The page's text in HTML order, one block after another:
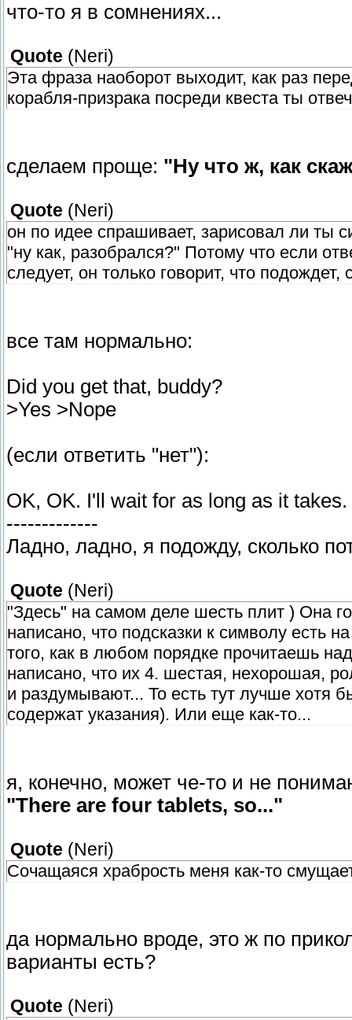
что-то я в сомнениях...
Quote (Neri)
Эта фраза наоборот выходит, как раз
корабля-призрака посреди квеста ты
сделаем проще: "Ну что ж, как
Quote (Neri)
он по идее спрашивает, зарисовал ли ты
"ну как, разобрался?" Потому что если
следует, он только говорит, что подождет,
все там нормально:
Did you get that, buddy?
>Yes >Nope
(если ответить "нет"):
OK, OK. I'll wait for as long as it takes.
-------------
Ладно, ладно, я подожду, сколько
Quote (Neri)
"Здесь" на самом деле шесть плит ) Она
написано, что подсказки к символу есть
того, как в любом порядке прочитаешь
написано, что их 4. шестая, нехорошая,
и раздумывают... То есть тут лучше хотя
содержат указания). Или еще как-то...
я, конечно, может че-то и не
"There are four tablets, so..."
Quote (Neri)
Сочащаяся храбрость меня как-то
да нормально вроде, это ж по
варианты есть?
Quote (Neri)